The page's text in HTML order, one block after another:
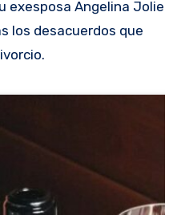
exesposa Angelina Jolie
los desacuerdos que